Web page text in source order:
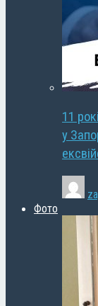
11
у
Фото